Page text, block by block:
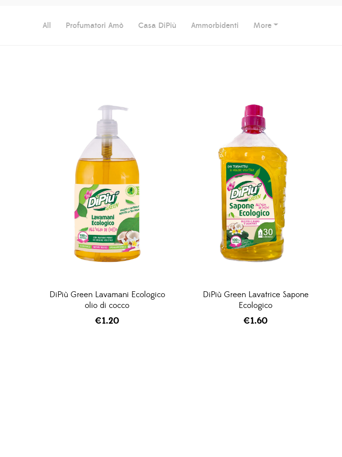
All Profumatori Amò Casa DiPiù Ammorbidenti More
DiPiù Green Lavamani Ecologico
olio di cocco
€1.20
DiPiù Green Lavatrice Sapone
Ecologico
€1.60